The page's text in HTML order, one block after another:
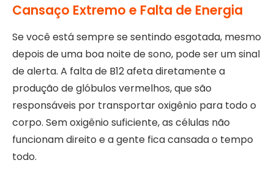
Cansaço Extremo e Falta de Energia
Se você está sempre se sentindo esgotada, mesmo
depois de uma boa noite de sono, pode ser um sinal
de alerta. A falta de B12 afeta diretamente a
produção de glóbulos vermelhos, que são
responsáveis por transportar oxigênio para todo o
corpo. Sem oxigênio suficiente, as células não
funcionam direito e a gente fica cansada o tempo
todo.